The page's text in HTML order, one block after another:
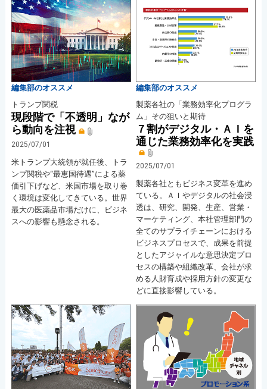
編集部のオススメ
トランプ関税
現段階で「不透明」なが
ら動向を注視
2025/07/01
米トランプ大統領が就任後、トラ
ンプ関税や“最恵国待遇”による薬
価引下げなど、米国市場を取り巻
く環境は変化してきている。世界
最大の医薬品市場だけに、ビジネ
スへの影響も懸念される。
編集部のオススメ
製薬各社の「業務効率化プログラ
ム」その狙いと期待
７割がデジタル・ＡＩを
通じた業務効率化を実践
2025/07/01
製薬各社ともビジネス変革を進め
ている。ＡＩやデジタルの社会浸
透は、研究、開発、生産、営業・
マーケティング、本社管理部門の
全てのサプライチェーンにおける
ビジネスプロセスで、成果を前提
としたアジャイルな意思決定プロ
セスの構築や組織改革、会社が求
める人財育成や採用方針の変更な
どに直接影響している。